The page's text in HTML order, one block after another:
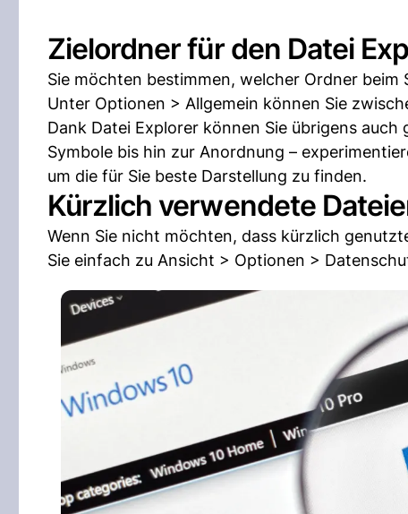
Zielordner für den Datei
Sie möchten bestimmen, welcher Ordner
Unter Optionen > Allgemein können Sie
Dank Datei Explorer können Sie übrigens
Symbole bis hin zur Anordnung –
um die für Sie beste Darstellung zu finden.
Kürzlich verwendete
Wenn Sie nicht möchten, dass kürzlich
Sie einfach zu Ansicht > Optionen >